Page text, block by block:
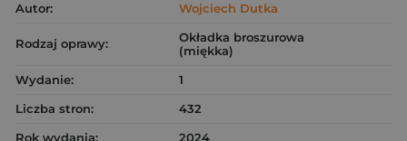
Autor:
Wojciech Dutka
Rodzaj oprawy:
Okładka broszurowa
(miękka)
Wydanie:
1
Liczba stron:
432
Rok wydania:
2024